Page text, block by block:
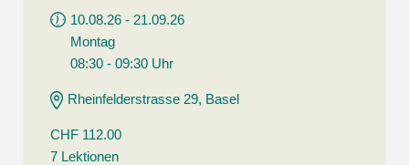
10.08.26 - 21.09.26
Montag
08:30 - 09:30 Uhr
Rheinfelderstrasse 29, Basel
CHF 112.00
7 Lektionen